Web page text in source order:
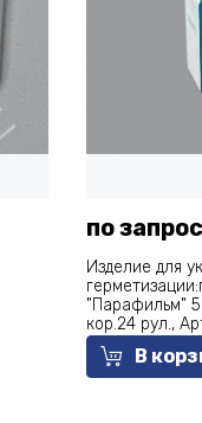
по
Изделие для
"Парафильм"
кор.24 рул.,
В